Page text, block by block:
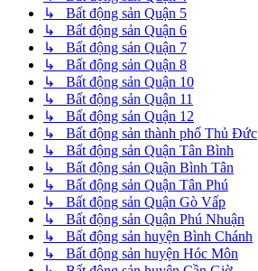
↳ Bất động sản Quận 5
↳ Bất động sản Quận 6
↳ Bất động sản Quận 7
↳ Bất động sản Quận 8
↳ Bất động sản Quận 10
↳ Bất động sản Quận 11
↳ Bất động sản Quận 12
↳ Bất động sản thành phố Thủ Đức
↳ Bất động sản Quận Tân Bình
↳ Bất động sản Quận Bình Tân
↳ Bất động sản Quận Tân Phú
↳ Bất động sản Quận Gò Vấp
↳ Bất động sản Quận Phú Nhuận
↳ Bất động sản huyện Bình Chánh
↳ Bất động sản huyện Hóc Môn